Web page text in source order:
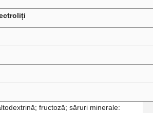
fructoză; săruri minerale: